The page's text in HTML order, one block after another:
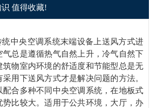
值得收藏!
中央空调系统末端设备上送风方式进
气总是遵循热气自然上升，冷气自然下
筑物室内环境的舒适度和节能型总是无
用下送风方式才是解决问题的方法。
配合多种不同中央空调系统，在地板式
势比较大。适用于公共环境，大厅，办